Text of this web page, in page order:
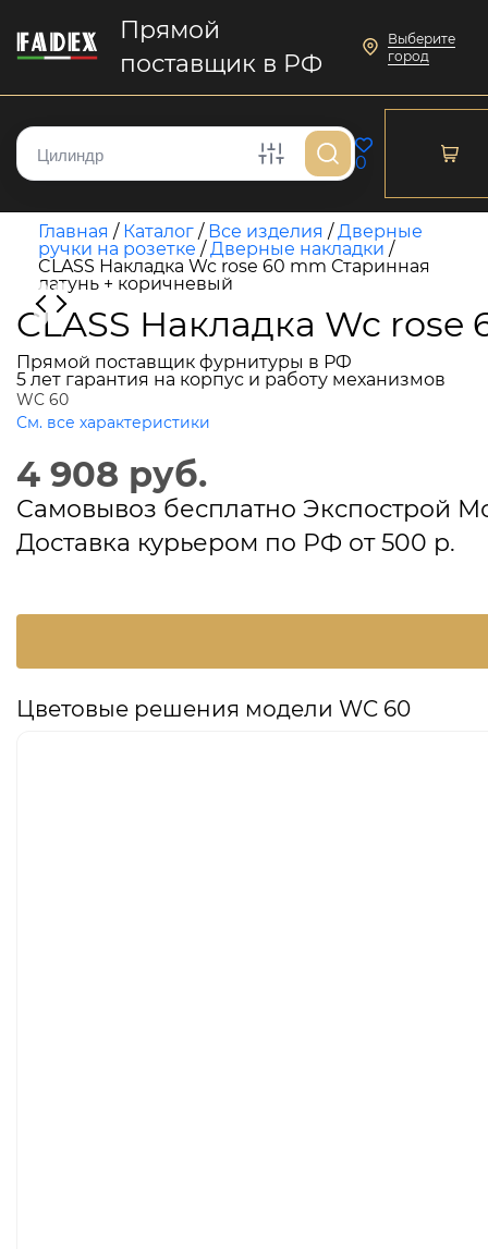
Прямой
поставщик в РФ
Выберите
город
0
Главная / Каталог / Все изделия /Дверные
ручки на розетке /Дверные накладки /
CLASS Накладка Wc rose 60 mm Старинная
латунь + коричневый
CLASS Накладка Wc
Прямой поставщик фурнитуры в РФ
5 лет гарантия на корпус и работу механизмов
WC 60
См. все характеристики
4 908 руб.
Самовывоз бесплатно Экспострой
Доставка курьером по РФ от 500 р.
Цветовые решения модели WC 60